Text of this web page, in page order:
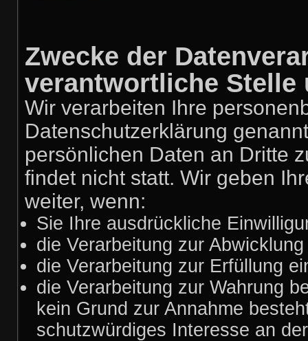
Zwecke der
verantwortliche Stelle
Wir verarbeiten Ihre
Datenschutzerklärung
persönlichen Daten an Dritte
findet nicht statt. Wir geben
weiter, wenn:
Sie Ihre ausdrückliche
die Verarbeitung zur
die Verarbeitung zur Erfüllung
die Verarbeitung zur Wahrung
kein Grund zur Annahme
schutzwürdiges Interesse an